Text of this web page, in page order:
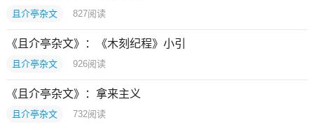
且介亭杂文 827阅读
《且介亭杂文》：《木刻纪程》小引
且介亭杂文 926阅读
《且介亭杂文》：拿来主义
且介亭杂文 732阅读